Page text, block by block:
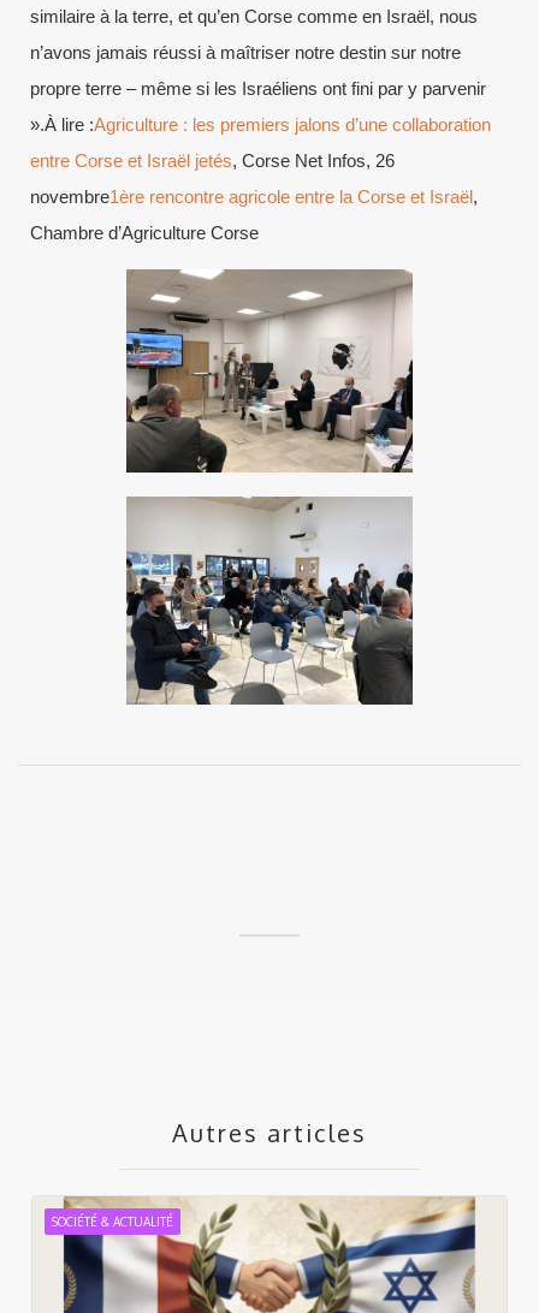
similaire à la terre, et qu’en Corse comme en Israël, nous
n’avons jamais réussi à maîtriser notre destin sur notre
propre terre – même si les Israéliens ont fini par y parvenir
».À lire :Agriculture : les premiers jalons d’une collaboration
entre Corse et Israël jetés, Corse Net Infos, 26
novembre1ère rencontre agricole entre la Corse et Israël,
Chambre d’Agriculture Corse
Autres articles
SOCIÉTÉ & ACTUALITÉ